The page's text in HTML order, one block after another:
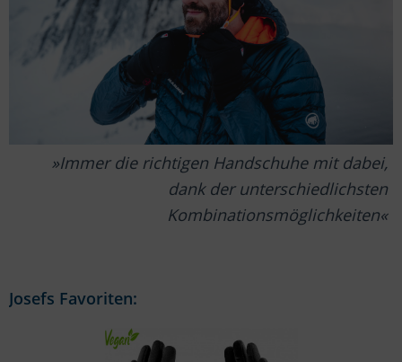
Immer die richtigen Handschuhe mit dabei,
dank der unterschiedlichsten
Kombinationsmöglichkeiten
Josefs Favoriten: